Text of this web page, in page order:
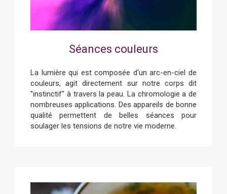
Séances couleurs
La lumière qui est composée d'un arc-en-ciel de
couleurs, agit directement sur notre corps dit
"instinctif" à travers la peau. La chromologie a de
nombreuses applications. Des appareils de bonne
qualité permettent de belles séances pour
soulager les tensions de notre vie moderne.